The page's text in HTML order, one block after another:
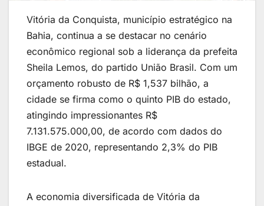
Vitória da Conquista, município estratégico na
Bahia, continua a se destacar no cenário
econômico regional sob a liderança da prefeita
Sheila Lemos, do partido União Brasil. Com um
orçamento robusto de R$ 1,537 bilhão, a
cidade se firma como o quinto PIB do estado,
atingindo impressionantes R$
7.131.575.000,00, de acordo com dados do
IBGE de 2020, representando 2,3% do PIB
estadual.
A economia diversificada de Vitória da